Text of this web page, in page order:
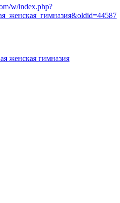
w/index.php?
женская гимназия